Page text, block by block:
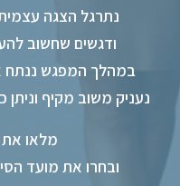
נתרגל הצגה
ודגשים שחשוב
במהלך המפגש ננתח
נעניק משוב מקיף
מלאו את
ובחרו את מועד